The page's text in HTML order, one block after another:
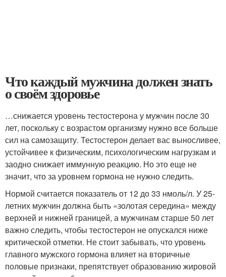
Что каждый мужчина должен знать
о своём здоровье
…снижается уровень тестостерона у мужчин после 30
лет, поскольку с возрастом организму нужно все больше
сил на самозащиту. Тестостерон делает вас выносливее,
устойчивее к физическим, психологическим нагрузкам и
заодно снижает иммунную реакцию. Но это еще не
значит, что за уровнем гормона не нужно следить.
Нормой считается показатель от 12 до 33 нмоль/л. У 25-
летних мужчин должна быть «золотая середина» между
верхней и нижней границей, а мужчинам старше 50 лет
важно следить, чтобы тестостерон не опускался ниже
критической отметки. Не стоит забывать, что уровень
главного мужского гормона влияет на вторичные
половые признаки, препятствует образованию жировой